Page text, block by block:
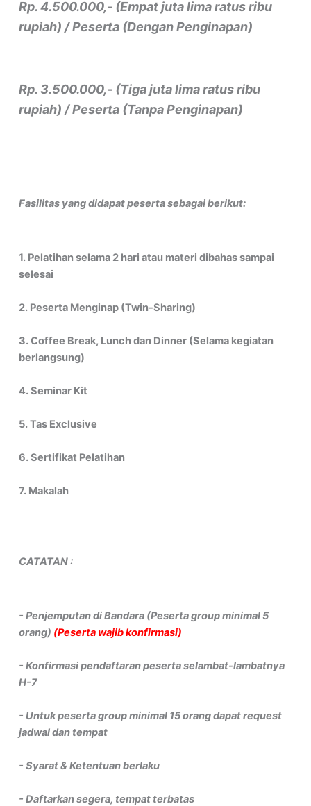
Rp. 4.500.000,- (Empat juta lima ratus ribu
rupiah) / Peserta (Dengan Penginapan)
Rp. 3.500.000,- (Tiga juta lima ratus ribu
rupiah) / Peserta (Tanpa Penginapan)
Fasilitas yang didapat peserta sebagai berikut:
1. Pelatihan selama 2 hari atau materi dibahas sampai
selesai
2. Peserta Menginap (Twin-Sharing)
3. Coffee Break, Lunch dan Dinner (Selama kegiatan
berlangsung)
4. Seminar Kit
5. Tas Exclusive
6. Sertifikat Pelatihan
7. Makalah
CATATAN :
- Penjemputan di Bandara (Peserta group minimal 5
orang) (Peserta wajib konfirmasi)
- Konfirmasi pendaftaran peserta selambat-lambatnya
H-7
- Untuk peserta group minimal 15 orang dapat request
jadwal dan tempat
- Syarat & Ketentuan berlaku
- Daftarkan segera, tempat terbatas